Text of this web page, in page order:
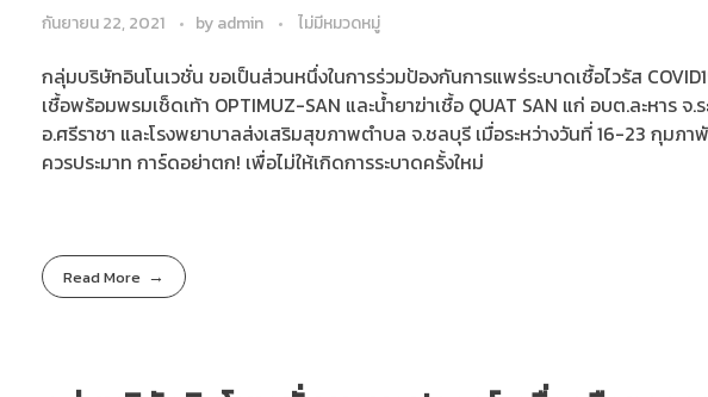
กันยายน 22, 2021 byadmin ไม่มีหมวดหมู่
กลุ่มบริษัทอินโนเวชั่น ขอเป็นส่วนหนึ่งในการร่วมป้องกันการแพร่ระบาดเชื้อไวรัส
เชื้อพร้อมพรมเช็ดเท้า OPTIMUZ-SAN และน้ำยาฆ่าเชื้อ QUAT SAN แก่ อบต.ละหาร
อ.ศรีราชา และโรงพยาบาลส่งเสริมสุขภาพตำบล จ.ชลบุรี เมื่อระหว่างวันที่ 16-23 กุม
ควรประมาท การ์ดอย่าตก! เพื่อไม่ให้เกิดการระบาดครั้งใหม่
Read More